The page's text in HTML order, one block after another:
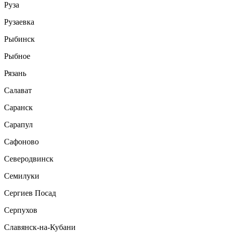
Руза
Рузаевка
Рыбинск
Рыбное
Рязань
Салават
Саранск
Сарапул
Сафоново
Северодвинск
Семилуки
Сергиев Посад
Серпухов
Славянск-на-Кубани